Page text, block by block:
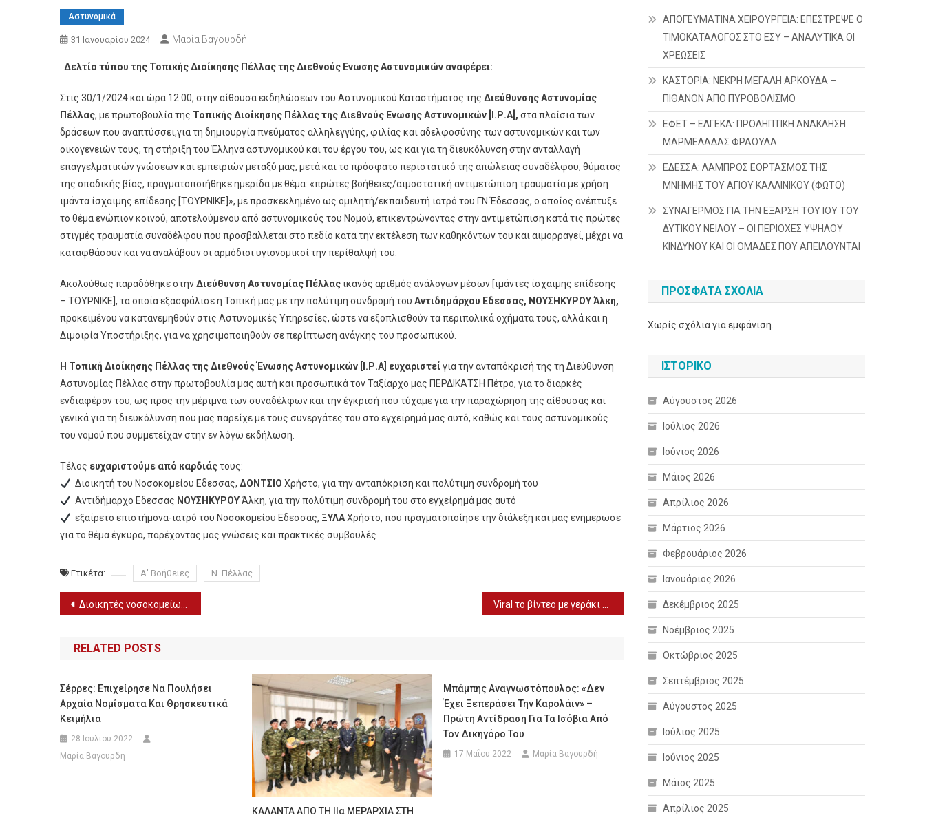
Αστυνομικά
31 Ιανουαρίου 2024 Μαρία Βαγουρδή
Δελτίο τύπου της Τοπικής Διοίκησης Πέλλας της Διεθνούς Ενωσης Αστυνομικών αναφέρει:
Στις 30/1/2024 και ώρα 12.00, στην αίθουσα εκδηλώσεων του Αστυνομικού Καταστήματος της Διεύθυνσης Αστυνομίας
Πέλλας, με πρωτοβουλία της Τοπικής Διοίκησης Πέλλας της Διεθνούς Ενωσης Αστυνομικών [Ι.Ρ.Α], στα πλαίσια των
δράσεων που αναπτύσσει,για τη δημιουργία πνεύματος αλληλεγγύης, φιλίας και αδελφοσύνης των αστυνομικών και των
οικογενειών τους, τη στήριξη του Έλληνα αστυνομικού και του έργου του, ως και για τη διευκόλυνση στην ανταλλαγή
επαγγελματικών γνώσεων και εμπειριών μεταξύ μας, μετά και το πρόσφατο περιστατικό της απώλειας συναδέλφου, θύματος
της οπαδικής βίας, πραγματοποιήθηκε ημερίδα με θέμα: «πρώτες βοήθειες/αιμοστατική αντιμετώπιση τραυματία με χρήση
ιμάντα ίσχαιμης επίδεσης [ΤΟΥΡΝΙΚΕ]», με προσκεκλημένο ως ομιλητή/εκπαιδευτή ιατρό του ΓΝ Έδεσσας, ο οποίος ανέπτυξε
το θέμα ενώπιον κοινού, αποτελούμενου από αστυνομικούς του Νομού, επικεντρώνοντας στην αντιμετώπιση κατά τις πρώτες
στιγμές τραυματία συναδέλφου που προσβάλλεται στο πεδίο κατά την εκτέλεση των καθηκόντων του και αιμορραγεί, μέχρι να
καταφθάσουν και να αναλάβουν οι αρμόδιοι υγιονομικοί την περίθαλψή του.
Ακολούθως παραδόθηκε στηνΔιεύθυνση Αστυνομίας Πέλλας ικανός αριθμός ανάλογων μέσων [ιμάντες ίσχαιμης επίδεσης
– ΤΟΥΡΝΙΚΕ], τα οποία εξασφάλισε η Τοπική μας με την πολύτιμη συνδρομή του Αντιδημάρχου Εδεσσας, ΝΟΥΣΗΚΥΡΟΥ Άλκη,
προκειμένου να κατανεμηθούν στις Αστυνομικές Υπηρεσίες, ώστε να εξοπλισθούν τα περιπολικά οχήματα τους, αλλά και η
Διμοιρία Υποστήριξης, για να χρησιμοποιηθούν σε περίπτωση ανάγκης του προσωπικού.
Η Τοπική Διοίκησης Πέλλας της Διεθνούς Ένωσης Αστυνομικών [Ι.Ρ.Α] ευχαριστείγια την ανταπόκρισή της τη Διεύθυνση
Αστυνομίας Πέλλας στην πρωτοβουλία μας αυτή και προσωπικά τον Ταξίαρχο μας ΠΕΡΔΙΚΑΤΣΗ Πέτρο, για το διαρκές
ενδιαφέρον του, ως προς την μέριμνα των συναδέλφων και την έγκρισή που τύχαμε για την παραχώρηση της αίθουσας και
γενικά για τη διευκόλυνση που μας παρείχε με τους συνεργάτες του στο εγχείρημά μας αυτό, καθώς και τους αστυνομικούς
του νομού που συμμετείχαν στην εν λόγω εκδήλωση.
Τέλος ευχαριστούμε από καρδιάςτους:
Διοικητή του Νοσοκομείου Εδεσσας, ΔΟΝΤΣΙΟ Χρήστο, για την ανταπόκριση και πολύτιμη συνδρομή του
Αντιδήμαρχο Εδεσσας ΝΟΥΣΗΚΥΡΟΥΆλκη, για την πολύτιμη συνδρομή του στο εγχείρημά μας αυτό
εξαίρετο επιστήμονα-ιατρό του Νοσοκομείου Εδεσσας, ΞΥΛΑΧρήστο, που πραγματοποίησε την διάλεξη και μας ενημερωσε
για το θέμα έγκυρα, παρέχοντας μας γνώσεις και πρακτικές συμβουλές
Ετικέτα: Α' Βοήθειες Ν. Πέλλας
Πλοήγηση
άρθρων
Διοικητές νοσοκομείων: Πρόβλημα στην πλατφόρμα του ΑΣΕΠ – Οι αιτήσεις μέχρι αύριο (1/2) Viral το βίντεο με γεράκι που “παίζει” με γατάκι
RELATED POSTS
Σέρρες: Επιχείρησε Να Πουλήσει
Αρχαία Νομίσματα Και Θρησκευτικά
Κειμήλια
28 Ιουλίου 2022
Μαρία Βαγουρδή
ΚΑΛΑΝΤΑ ΑΠΟ ΤΗ ΙΙα ΜΕΡΑΡΧΙΑ ΣΤΗ
Μπάμπης Αναγνωστόπουλος: «Δεν
Έχει Ξεπεράσει Την Καρολάιν» –
Πρώτη Αντίδραση Για Τα Ισόβια Από
Τον Δικηγόρο Του
17 Μαΐου 2022 Μαρία Βαγουρδή
ΑΠΟΓΕΥΜΑΤΙΝΑ ΧΕΙΡΟΥΡΓΕΙΑ: ΕΠΕΣΤΡΕΨΕ Ο
ΤΙΜΟΚΑΤΑΛΟΓΟΣ ΣΤΟ ΕΣΥ – ΑΝΑΛΥΤΙΚΑ ΟΙ
ΧΡΕΩΣΕΙΣ
ΚΑΣΤΟΡΙΑ: ΝΕΚΡΗ ΜΕΓΑΛΗ ΑΡΚΟΥΔΑ –
ΠΙΘΑΝΟΝ ΑΠΟ ΠΥΡΟΒΟΛΙΣΜΟ
ΕΦΕΤ – ΕΛΓΕΚΑ: ΠΡΟΛΗΠΤΙΚΗ ΑΝΑΚΛΗΣΗ
ΜΑΡΜΕΛΑΔΑΣ ΦΡΑΟΥΛΑ
ΕΔΕΣΣΑ: ΛΑΜΠΡΟΣ ΕΟΡΤΑΣΜΟΣ ΤΗΣ
ΜΝΗΜΗΣ ΤΟΥ ΑΓΙΟΥ ΚΑΛΛΙΝΙΚΟΥ (ΦΩΤΟ)
ΣΥΝΑΓΕΡΜΟΣ ΓΙΑ ΤΗΝ ΕΞΑΡΣΗ ΤΟΥ ΙΟΥ ΤΟΥ
ΔΥΤΙΚΟΥ ΝΕΙΛΟΥ – ΟΙ ΠΕΡΙΟΧΕΣ ΥΨΗΛΟΥ
ΚΙΝΔΥΝΟΥ ΚΑΙ ΟΙ ΟΜΑΔΕΣ ΠΟΥ ΑΠΕΙΛΟΥΝΤΑΙ
ΠΡΌΣΦΑΤΑ ΣΧΌΛΙΑ
Χωρίς σχόλια για εμφάνιση.
ΙΣΤΟΡΙΚΌ
Αύγουστος 2026
Ιούλιος 2026
Ιούνιος 2026
Μάιος 2026
Απρίλιος 2026
Μάρτιος 2026
Φεβρουάριος 2026
Ιανουάριος 2026
Δεκέμβριος 2025
Νοέμβριος 2025
Οκτώβριος 2025
Σεπτέμβριος 2025
Αύγουστος 2025
Ιούλιος 2025
Ιούνιος 2025
Μάιος 2025
Απρίλιος 2025